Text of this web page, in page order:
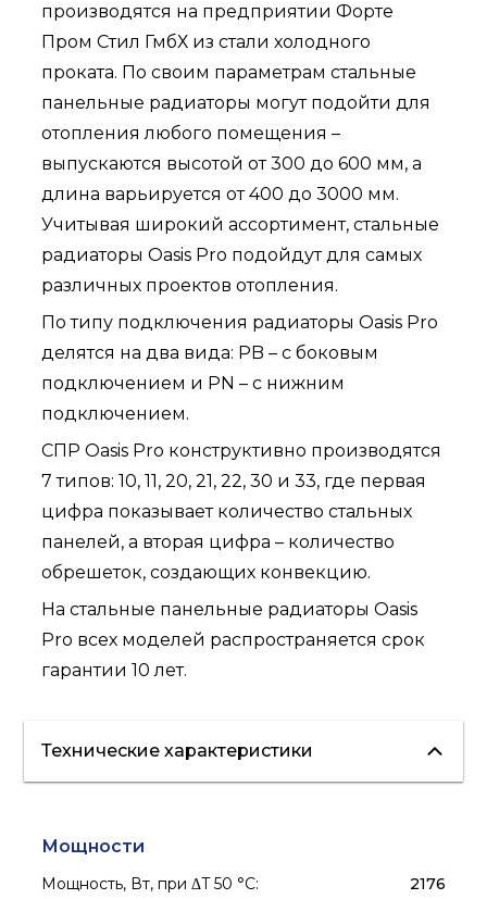
производятся на предприятии Форте
Пром Стил ГмбХ из стали холодного
проката. По своим параметрам стальные
панельные радиаторы могут подойти для
отопления любого помещения –
выпускаются высотой от 300 до 600 мм, а
длина варьируется от 400 до 3000 мм.
Учитывая широкий ассортимент, стальные
радиаторы Oasis Pro подойдут для самых
различных проектов отопления.
По типу подключения радиаторы Oasis Pro
делятся на два вида: PB – с боковым
подключением и PN – с нижним
подключением.
СПР Oasis Pro конструктивно производятся
7 типов: 10, 11, 20, 21, 22, 30 и 33, где первая
цифра показывает количество стальных
панелей, а вторая цифра – количество
обрешеток, создающих конвекцию.
На стальные панельные радиаторы Oasis
Pro всех моделей распространяется срок
гарантии 10 лет.
Технические характеристики
Мощности
Мощность, Вт, при ΔT 50 °С: 2176